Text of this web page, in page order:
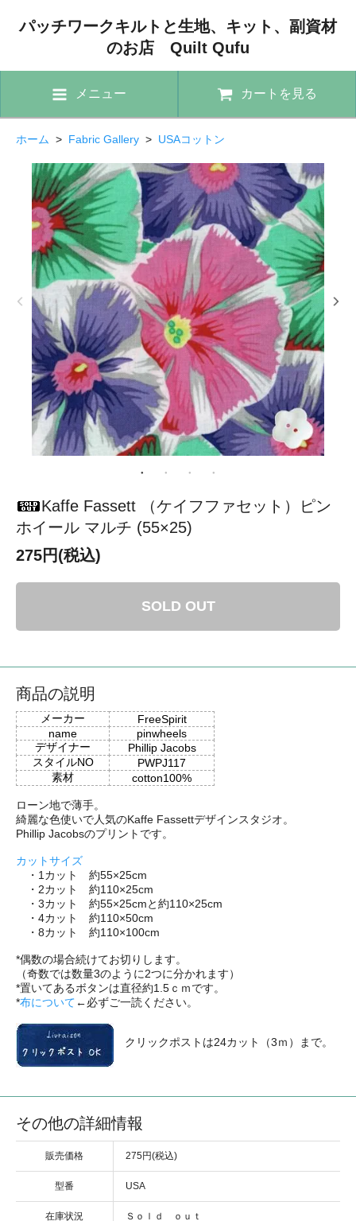
パッチワークキルトと生地、キット、副資材
のお店 Quilt Qufu
メニュー カートを見る
ホーム > Fabric Gallery > USAコットン
Kaffe Fassett （ケイフファセット）ピン
ホイール マルチ (55×25)
275円(税込)
SOLD OUT
商品の説明
メーカー
FreeSpirit
name
pinwheels
デザイナー
Phillip Jacobs
スタイルNO
PWPJ117
素材
cotton100%
ローン地で薄手。
綺麗な色使いで人気のKaffe Fassettデザインスタジオ。
Phillip Jacobsのプリントです。
カットサイズ
・1カット 約55×25cm
・2カット 約110×25cm
・3カット 約55×25cmと約110×25cm
・4カット 約110×50cm
・8カット 約110×100cm
*偶数の場合続けてお切りします。
（奇数では数量3のように2つに分かれます）
*置いてあるボタンは直径約1.5ｃｍです。
*布について ←必ずご一読ください。
クリックポストは24カット（3ｍ）まで。
その他の詳細情報
販売価格 275円(税込)
型番 USA
在庫状況 Ｓｏｌｄ ｏｕｔ